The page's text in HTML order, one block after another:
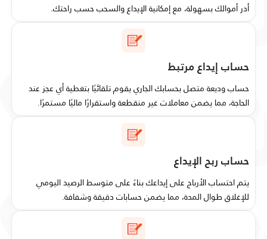
أدر أموالك بسهولة، مع إمكانية الإيداع والسحب حسب راحتك.
حساب إيداع مرتبط
حساب وديعة متصل بحسابك الجاري يقوم تلقائيًا بتغطية أي عجز عند
الحاجة، مما يضمن معاملات غير منقطعة واستقرارًا ماليًا مستمرًا.
حساب ربح الإيداع
يتم احتساب الأرباح على إيداعك بناءً على متوسط الرصيد اليومي
للإغلاق طوال المدة، مما يضمن حسابات دقيقة وشفافة.